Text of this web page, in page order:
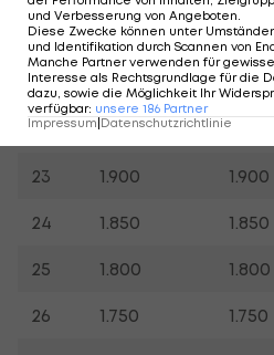
20 2.200 2.200
21 2.000 2.000
22 1.950 1.950
23 1.900 1.900
24 1.850 1.850
25 1.800 1.800
26 1.750 1.750
und Verbesserung von Angeboten
Diese Zwecke können unter
und Identifikation durch Scannen von
Manche Partner verwenden für
Interesse als Rechtsgrundlage für die
dazu, sowie die Möglichkeit Ihr
verfügbar: unsere 186 Partner
Impressum|Datenschutzrichtlinie